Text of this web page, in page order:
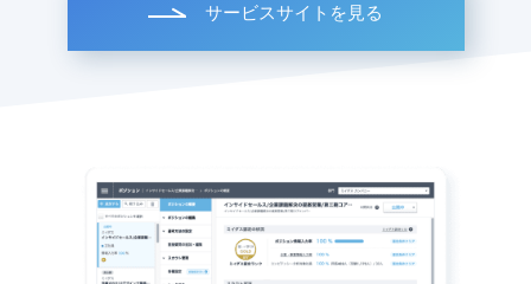
サービスサイトを見る